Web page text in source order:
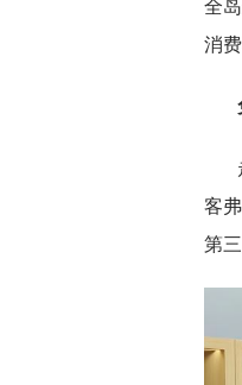
全
消
客
第